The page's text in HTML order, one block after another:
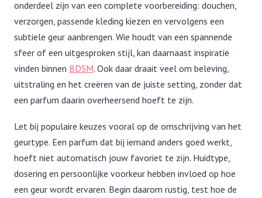
onderdeel zijn van een complete voorbereiding: douchen,
verzorgen, passende kleding kiezen en vervolgens een
subtiele geur aanbrengen. Wie houdt van een spannende
sfeer of een uitgesproken stijl, kan daarnaast inspiratie
vinden binnen BDSM. Ook daar draait veel om beleving,
uitstraling en het creëren van de juiste setting, zonder dat
een parfum daarin overheersend hoeft te zijn.
Let bij populaire keuzes vooral op de omschrijving van het
geurtype. Een parfum dat bij iemand anders goed werkt,
hoeft niet automatisch jouw favoriet te zijn. Huidtype,
dosering en persoonlijke voorkeur hebben invloed op hoe
een geur wordt ervaren. Begin daarom rustig, test hoe de